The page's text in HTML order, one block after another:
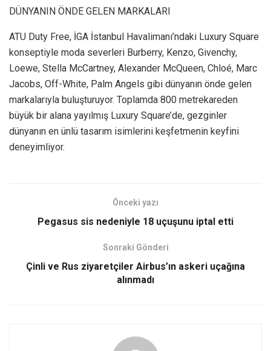
DÜNYANIN ÖNDE GELEN MARKALARI
ATU Duty Free, İGA İstanbul Havalimanı’ndaki Luxury Square
konseptiyle moda severleri Burberry, Kenzo, Givenchy,
Loewe, Stella McCartney, Alexander McQueen, Chloé, Marc
Jacobs, Off-White, Palm Angels gibi dünyanın önde gelen
markalarıyla buluşturuyor. Toplamda 800 metrekareden
büyük bir alana yayılmış Luxury Square’de, gezginler
dünyanın en ünlü tasarım isimlerini keşfetmenin keyfini
deneyimliyor.
Önceki yazı
Pegasus sis nedeniyle 18 uçuşunu iptal etti
Sonraki Gönderi
Çinli ve Rus ziyaretçiler Airbus’ın askeri uçağına
alınmadı